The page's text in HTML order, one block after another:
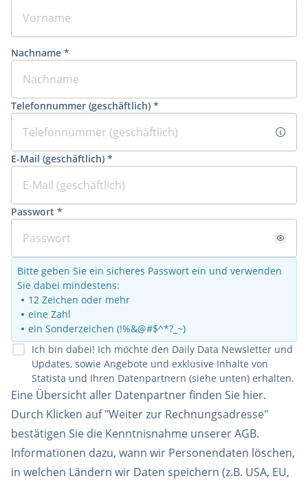
Nachname *
Telefonnummer (geschäftlich) *
E-Mail (geschäftlich) *
Passwort *
Bitte geben Sie ein sicheres Passwort ein und verwenden
Sie dabei mindestens:
12 Zeichen oder mehr
eine Zahl
ein Sonderzeichen (!%&@#$^*?_~)
Ich bin dabei! Ich möchte den Daily Data Newsletter und
Updates, sowie Angebote und exklusive Inhalte von
Statista und Ihren Datenpartnern (siehe unten) erhalten.
Eine Übersicht aller Datenpartner finden Sie hier.
Durch Klicken auf "Weiter zur Rechnungsadresse"
bestätigen Sie die Kenntnisnahme unsererAGB.
Informationen dazu, wann wir Personendaten löschen,
in welchen Ländern wir Daten speichern (z.B. USA, EU,